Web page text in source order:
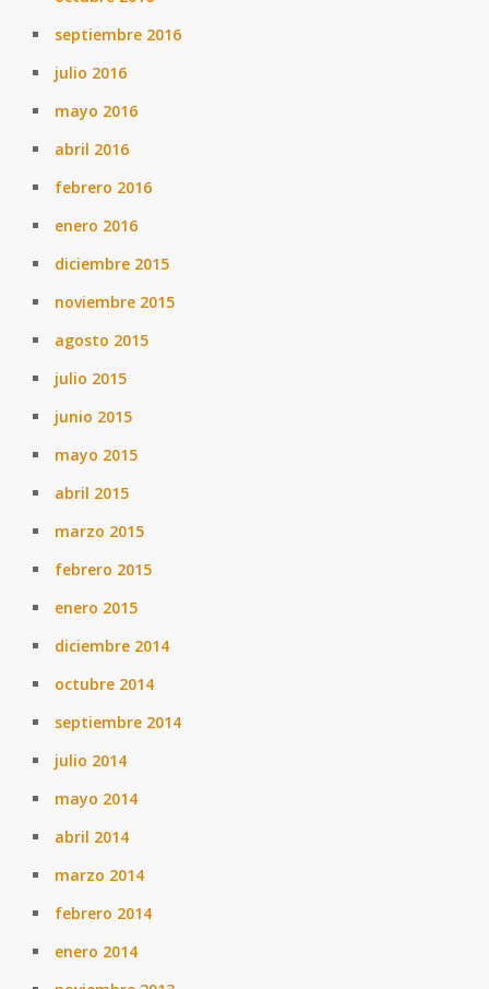
septiembre 2016
julio 2016
mayo 2016
abril 2016
febrero 2016
enero 2016
diciembre 2015
noviembre 2015
agosto 2015
julio 2015
junio 2015
mayo 2015
abril 2015
marzo 2015
febrero 2015
enero 2015
diciembre 2014
octubre 2014
septiembre 2014
julio 2014
mayo 2014
abril 2014
marzo 2014
febrero 2014
enero 2014